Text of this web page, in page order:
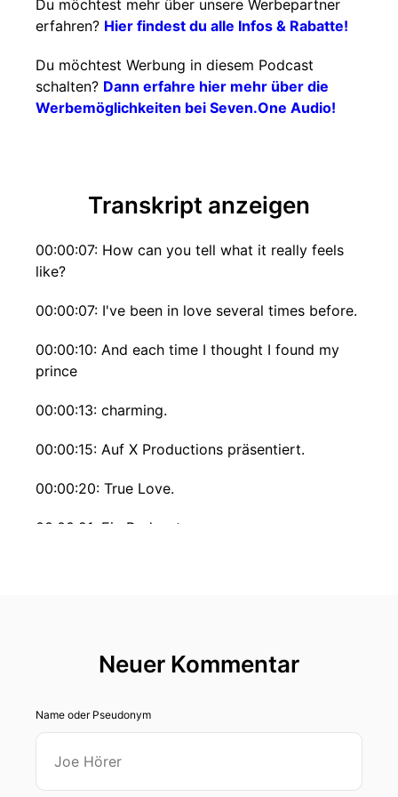
Du möchtest mehr über unsere Werbepartner
erfahren? Hier findest du alle Infos & Rabatte!
Du möchtest Werbung in diesem Podcast
schalten? Dann erfahre hier mehr über die
Werbemöglichkeiten bei Seven.One Audio!
Transkript anzeigen
00:00:07: How can you tell what it really feels
like?
00:00:07: I've been in love several times before.
00:00:10: And each time I thought I found my
prince
00:00:13: charming.
00:00:15: Auf X Productions präsentiert.
00:00:20: True Love.
00:00:21: Ein Podcast
00:00:37: Hallo, hallo.
00:00:38: Willkommen.
Neuer Kommentar
Name oder Pseudonym